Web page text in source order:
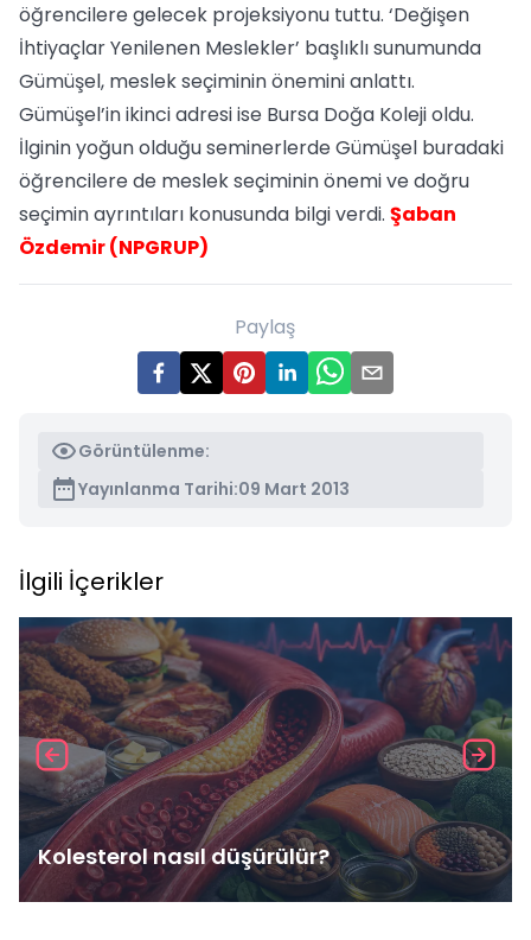
öğrencilere gelecek projeksiyonu tuttu. ‘Değişen
İhtiyaçlar Yenilenen Meslekler’ başlıklı sunumunda
Gümüşel, meslek seçiminin önemini anlattı.
Gümüşel’in ikinci adresi ise Bursa Doğa Koleji oldu.
İlginin yoğun olduğu seminerlerde Gümüşel buradaki
öğrencilere de meslek seçiminin önemi ve doğru
seçimin ayrıntıları konusunda bilgi verdi. Şaban
Özdemir (NPGRUP)
Paylaş
Görüntülenme:
Yayınlanma Tarihi:09 Mart 2013
İlgili İçerikler
Kolesterol nasıl düşürülür?